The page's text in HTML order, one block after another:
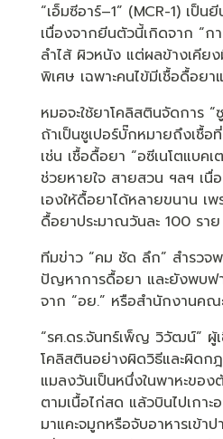
“เอ็มซีอาร์–1” (MCR-1) เป็
เนื่องจากยีนตัวนี้เกิดจาก “ก
ลำไส้ ผิวหนัง แต่ผลข้างเคีย
พิเศษ เฉพาะคนไข้มีเชื้อดื้อยา
หมอจะใช้ยาโคลิสตินจัดการ
ถ้าเป็นซูเปอร์บั๊กหมายถึงเชื้
เช่น เชื้อดื้อยา “อซีเนโตแบ
ช่วยหายใจ สายสวน ฯลฯ เนื่
เองให้ดื้อยาได้หลายขนาน เ
ดื้อยาประมาณวันละ 100 รา
ทีมข่าว “คม ชัด ลึก” สำรวจ
ปัญหาการดื้อยา และยังพบฟ
จาก “อย.” หรือสำนักงานคณ
“รศ.ดร.จันทร์เพ็ญ วิวัฒน์” ผู้
โคลิสตินอย่างผิดวิธีและผิดก
แมลงวันเป็นหนึ่งในพาหะของ
ตามเนื้อไก่สด แล้วบินไปเกา
มาแคะจมูกหรือจับอาหารเข้าป